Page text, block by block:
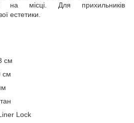
на місці. Для прихильників
естетики.
см
см
Lock